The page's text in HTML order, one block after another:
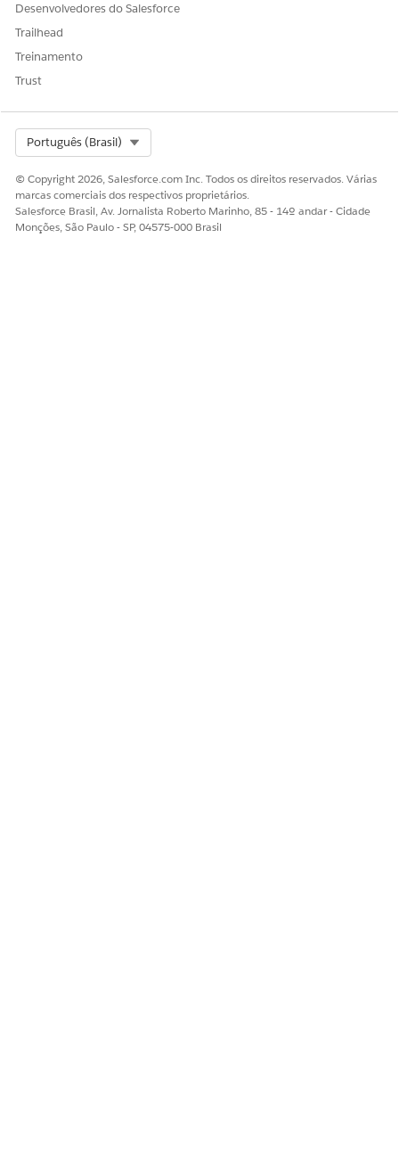
Desenvolvedores do Salesforce
Trailhead
Treinamento
Trust
Português (Brasil)
© Copyright 2026, Salesforce.com Inc. Todos os direitos reservados. Várias
marcas comerciais dos respectivos proprietários.
Salesforce Brasil, Av. Jornalista Roberto Marinho, 85 - 14º andar - Cidade
Monções, São Paulo - SP, 04575-000 Brasil